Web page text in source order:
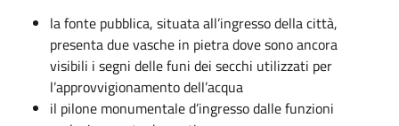
la fonte pubblica, situata all’ingresso della città,
presenta due vasche in pietra dove sono ancora
visibili i segni delle funi dei secchi utilizzati per
l’approvvigionamento dell’acqua
il pilone monumentale d’ingresso dalle funzioni